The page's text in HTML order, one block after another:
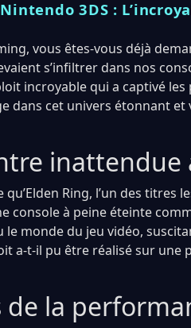
3DS :
vous êtes-vous déjà
s’infiltrer dans nos
incroyable qui a captivé les
dans cet univers étonnant
inattendue
Ring, l’un des titres
console à peine éteinte
le monde du jeu vidéo,
a-t-il pu être réalisé sur
de la